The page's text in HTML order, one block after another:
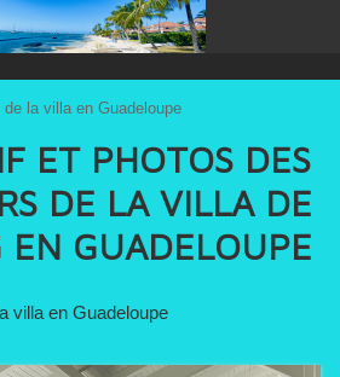
de la villa en Guadeloupe
ET PHOTOS DES
DE LA VILLA DE
EN GUADELOUPE
villa en Guadeloupe